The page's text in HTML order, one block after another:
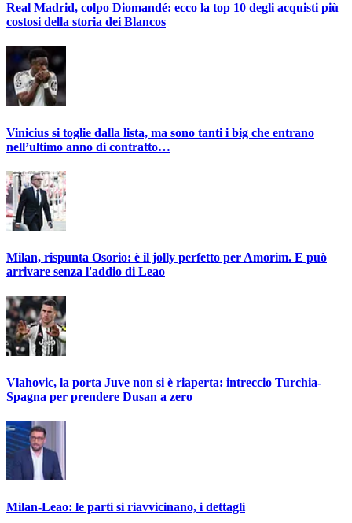
Real Madrid, colpo Diomandé: ecco la top 10 degli acquisti più
costosi della storia dei Blancos
Vinicius si toglie dalla lista, ma sono tanti i big che entrano
nell’ultimo anno di contratto…
Milan, rispunta Osorio: è il jolly perfetto per Amorim. E può
arrivare senza l'addio di Leao
Vlahovic, la porta Juve non si è riaperta: intreccio Turchia-
Spagna per prendere Dusan a zero
Milan-Leao: le parti si riavvicinano, i dettagli